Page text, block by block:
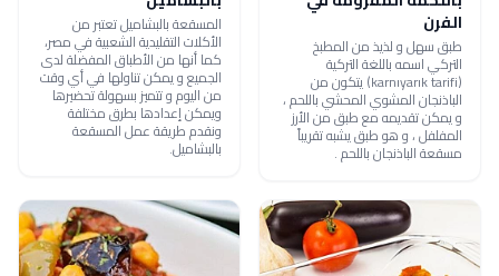
الفرن
طبق سهل و لذيذ من المطبخ
التركي اسمه باللغة التركية
(karnıyarık tarifi) يتكون من
الباذنجان المشوي المحشي باللحم ،
و يمكن تقديمه مع طبق من الأرز
المفلفل ، و هو طبق يشبه تقريباً
مسقعة الباذنجان باللحم .
المسقعة بالبشاميل تعتبر من
الأكلات التقليدية الشعبية في مصر،
كما أنها من الأطباق المفضلة لدى
الجميع و يمكن تناولها في أي وقت
من اليوم و تتميز بسهولة تحضيرها
ويمكن إعدادها بطرق مختلفة
ونقدم طريقة عمل المسقعة
بالبشاميل.